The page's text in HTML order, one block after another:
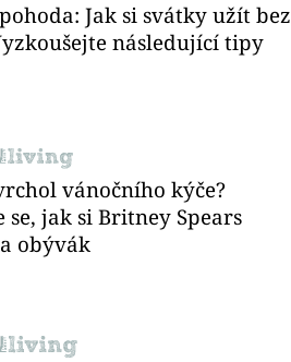
Jak si svátky užít bez
následující tipy
vánočního kýče?
se, jak si Britney Spears
obývák